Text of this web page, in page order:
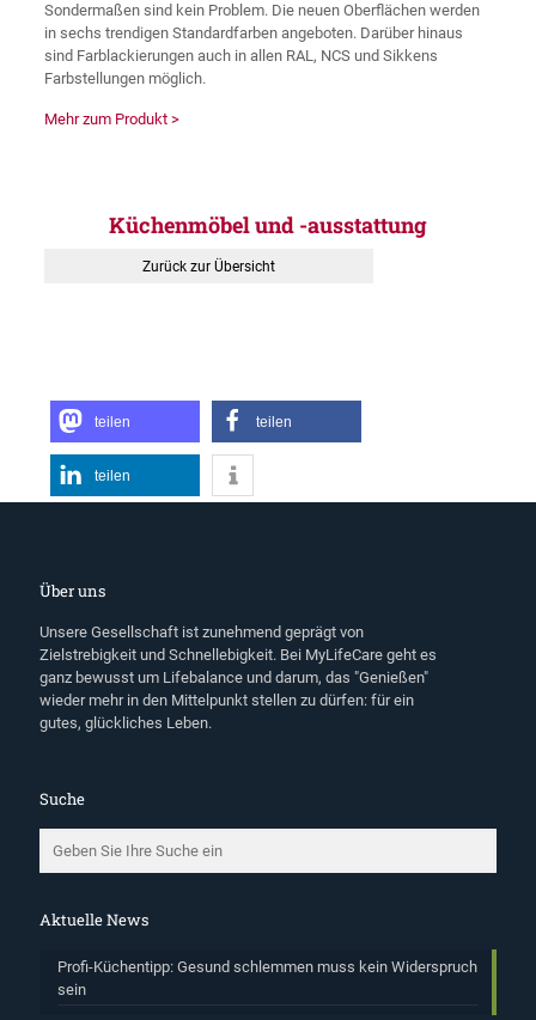
Sondermaßen sind kein Problem. Die neuen Oberflächen werden
in sechs trendigen Standardfarben angeboten. Darüber hinaus
sind Farblackierungen auch in allen RAL, NCS und Sikkens
Farbstellungen möglich.
Mehr zum Produkt >
Küchenmöbel und -ausstattung
Zurück zur Übersicht
teilen teilen
teilen
Über uns
Unsere Gesellschaft ist zunehmend geprägt von
Zielstrebigkeit und Schnellebigkeit. Bei MyLifeCare geht es
ganz bewusst um Lifebalance und darum, das "Genießen"
wieder mehr in den Mittelpunkt stellen zu dürfen: für ein
gutes, glückliches Leben.
Suche
Aktuelle News
Profi-Küchentipp: Gesund schlemmen muss kein Widerspruch
sein